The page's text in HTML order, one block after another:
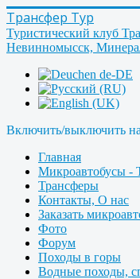
Трансфер Тур
Туристический клуб
Невинномысск,
Включить/выключить
Главная
Микроавтобусы -
Трансферы
Контакты, О нас
Заказать
Фото
Форум
Походы в горы
Водные походы,